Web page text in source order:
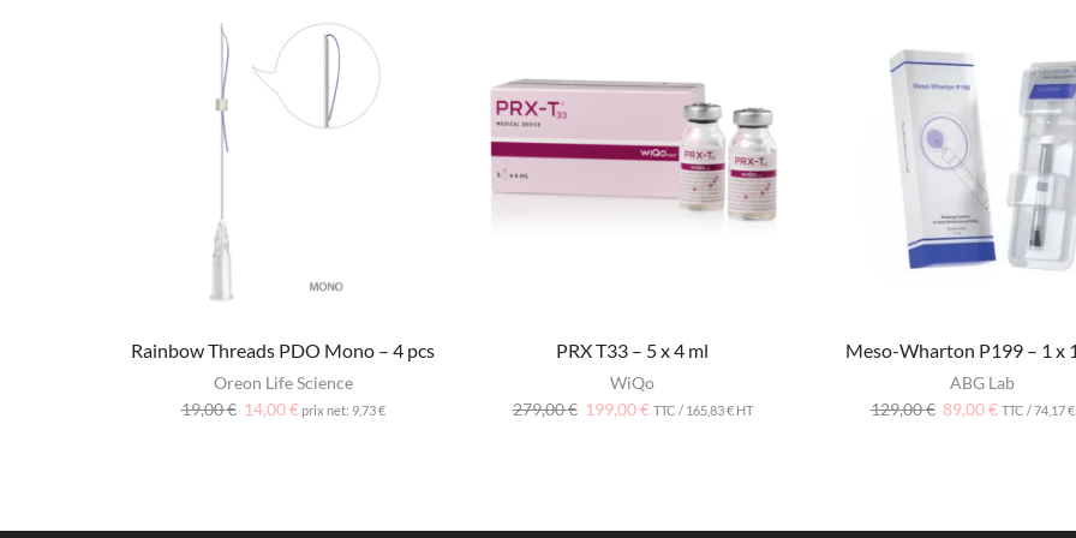
Rainbow Threads PDO Mono – 4 pcs
Oreon Life Science
19,00€ 14,00€prix net: 9,73€
PRX T33 – 5 x 4 ml
WiQo
279,00€ 199,00€ TTC / 165,83€HT
Meso-Wharton P199 – 1 x
ABG Lab
129,00€ 89,00€ TTC /74,17€